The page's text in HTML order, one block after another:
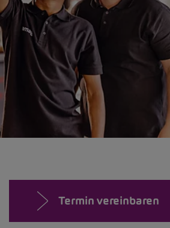
Termin vereinbaren